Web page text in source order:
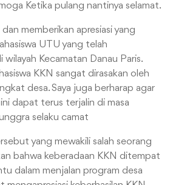
Ketika pulang nantinya selamat.
memberikan apresiasi yang
UTU yang telah
wilayah Kecamatan Danau Paris.
KKN sangat dirasakan oleh
desa. Saya juga berharap agar
dapat terus terjalin di masa
selaku camat
yang mewakili salah seorang
bahwa keberadaan KKN ditempat
dalam menjalan program desa